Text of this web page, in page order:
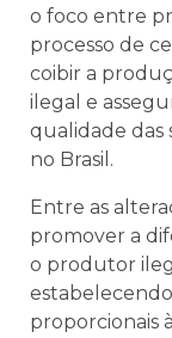
o foco entre
processo de
coibir a
ilegal e
qualidade das
no Brasil.
Entre as
promover a
o produtor
proporcionais